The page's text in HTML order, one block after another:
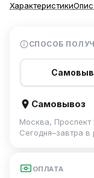
Характеристики
СПОСОБ
Самовывоз
Москва, Проспект
Сегодня–завтра в
ОПЛАТА